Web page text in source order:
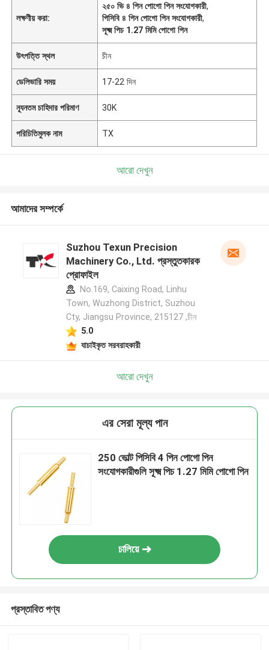
লক্ষণীয় করা:
২৫০ ভি ৪ পিন পোগো পিন সংযোগকারী,
পিসিবি ৪ পিন পোগো পিন সংযোগকারী,
সূক্ষ্ম পিচ 1.27 মিমি পোগো পিন
উৎপত্তি স্থল চীন
ডেলিভারি সময় 17-22 দিন
ন্যূনতম চাহিদার পরিমাণ 30K
পরিচিতিমুলক নাম TX
আরো দেখুন
আমাদের সম্পর্কে
Suzhou Texun Precision
Machinery Co., Ltd. প্রস্তুতকারক
প্রোফাইল
No.169, Caixing Road, Linhu
Town, Wuzhong District, Suzhou
Cty, Jiangsu Province, 215127 ,চীন
5.0
যাচাইকৃত সরবরাহকারী
আরো দেখুন
এর সেরা মূল্য পান
250 ভোল্ট পিসিবি 4 পিন পোগো পিন
সংযোগকারীগুলি সূক্ষ্ম পিচ 1.27 মিমি পোগো পিন
চালিয়ে
প্রস্তাবিত পণ্য